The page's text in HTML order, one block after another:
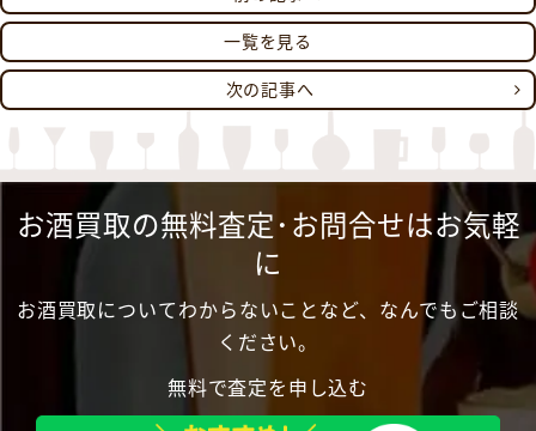
一覧を見る
次の記事へ
お酒買取の無料査定･お問合せはお気軽
に
お酒買取についてわからないことなど、なんでもご相談
ください。
無料で査定を申し込む